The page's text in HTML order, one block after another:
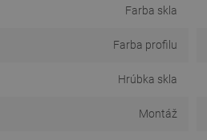
Farba skla
Farba profilu
Hrúbka skla
Montáž